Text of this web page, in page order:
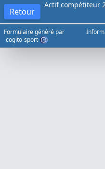
Retour
Actif compétiteur
Formulaire généré par
cogito-sport